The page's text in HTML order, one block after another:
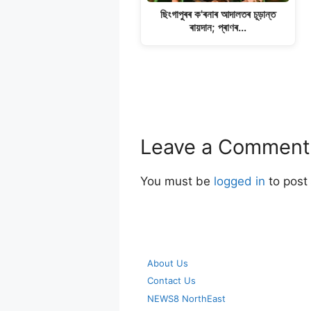
ছিংগাপুৰৰ ক'ৰনাৰ আদালতৰ চূড়ান্ত
ৰায়দান; প্ৰাণৰ…
Leave a Comment
You must be logged in to post
About Us
Contact Us
NEWS8 NorthEast